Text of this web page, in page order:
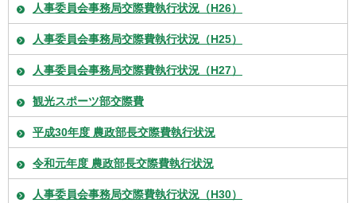
人事委員会事務局交際費執行状況（H26）
人事委員会事務局交際費執行状況（H25）
人事委員会事務局交際費執行状況（H27）
観光スポーツ部交際費
平成30年度 農政部長交際費執行状況
令和元年度 農政部長交際費執行状況
人事委員会事務局交際費執行状況（H30）